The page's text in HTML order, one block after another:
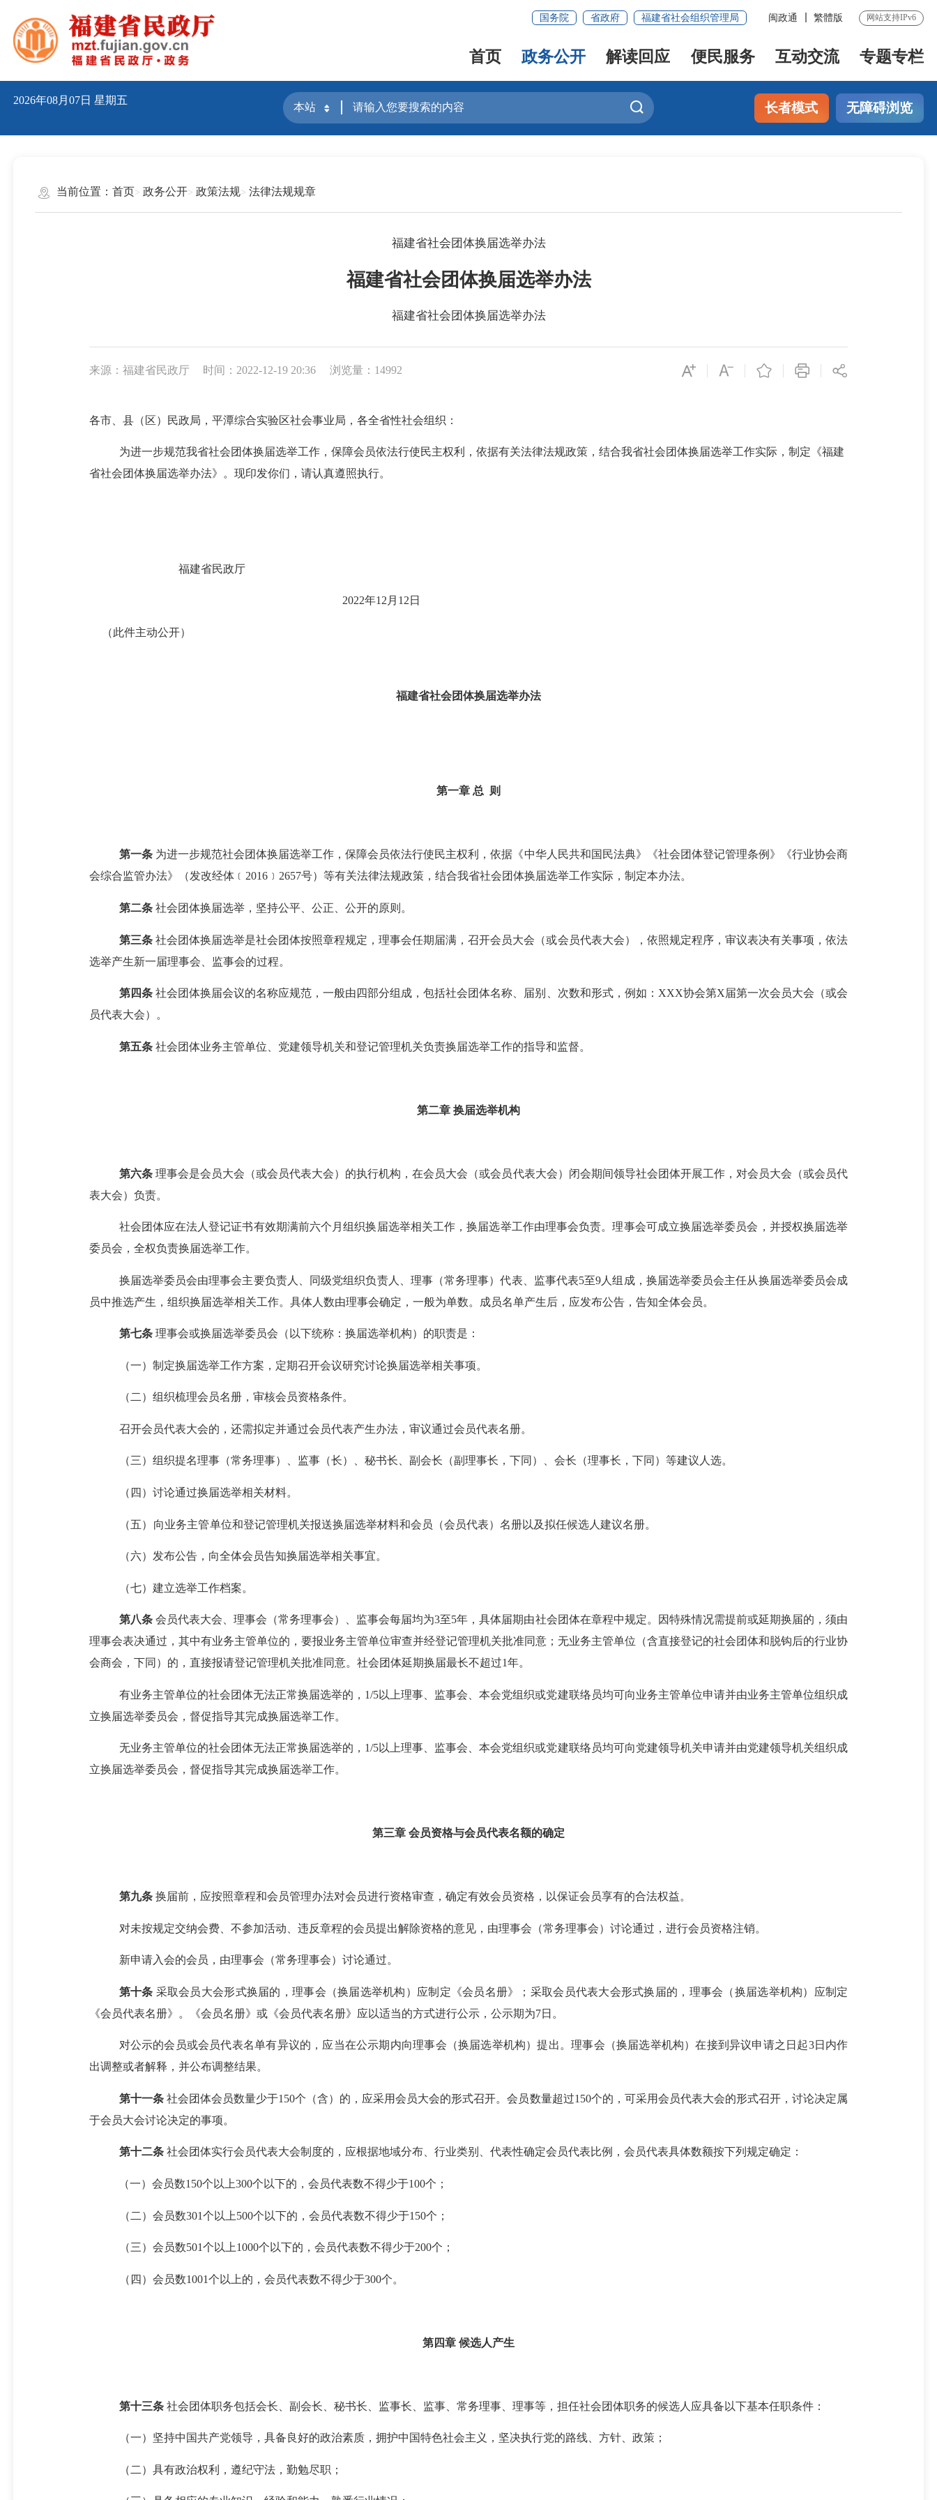
国务院 省政府 福建省社会组织管理局 闽政通 繁體版 网站支持IPv6
首页 政务公开 解读回应 便民服务 互动交流 专题专栏
2026年08月07日 星期五
长者模式 无障碍浏览
当前位置： 首页 政务公开 政策法规 法律法规规章
福建省社会团体换届选举办法
福建省社会团体换届选举办法
福建省社会团体换届选举办法
来源：福建省民政厅 时间：2022-12-19 20:36 浏览量：14992
各市、县（区）民政局，平潭综合实验区社会事业局，各全省性社会组织 ：
为进一步规范我省社会团体换届选举工作，保障会员依法行使民主权利， 依据有关法律法规政策， 结合我省社会团体换届选举工作实际，制定 《福建
省社会团体换届选举办法》 。 现印发你们，请认真遵照执行。
福建省民政厅
2022年12月 12 日
（此件主动公开）
福建省社会团体换届选举办法
第一章 总 则
第一条 为进一步规范社会团体换届选举工作 ，保障会员依法行使民主权利，依据 《中华人民共和国民法典》 《社会团体登记管理条例》 《行业协会商
会综合监管办法》（发改经体﹝ 2016﹞2657号） 等有关法律法规政策 ， 结合我省社会团体换届选举工作实际，制定本办法。
第二条 社会团体换届选举，坚持公平、公正、公开的原则。
第三条 社会团体换届选举是社会团体按照章程规定，理事会任期届满，召开会员大会（或会员代表大会），依照规定程序，审议表决有关事项，依法
选举产生新一届理事会、监事会的过程。
第四条 社会团体换届会议的名称应规范，一般由四部分组成，包括社会团体名称、届别、次数和形式，例如： XXX协会第X届第一次会员大会 （或会
员代表大会） 。
第五条 社会团体业务主管单位、党建领导机关和登记管理机关负责换届选举工作的指导和监督。
第二章 换届选举机构
第六条 理事会是会员大会 （或会员代表大会） 的执行机构，在会员大会 （或会员代表大会） 闭会期间领导社会团体开展工作，对会员大会 （或会员代
表大会） 负责。
社会团体应在法人登记证书有效期满前六个月组织换届选举相关工作 ，换届选举工作由理事会负责。理事会可成立换届选举委员会，并授权换届选举
委员会，全权负责换届选举工作。
换届选举委员会由理事会主要负责人、同级党组织负责人、理事（常务理事）代表、监事代表5至9 人组成，换届选举委员会主任从换届选举委员会成
员中推选产生 ， 组织换届选举相关工作。 具体人数由理事会确定， 一般为单数。 成员名单产生后，应发布公告， 告知全体会员。
第七条 理事会或换届选举委员会（以下统称：换届选举机构）的职责是：
（一） 制定换届选举工作方案， 定期召开会议研究讨论换届选举相关事项。
（二） 组织梳理会员名册，审核会员资格条件。
召开会员代表大会的， 还需拟定并通过会员代表产生办法， 审议通过会员代表名册。
（三） 组织提名理事（常务理事）、监事（长）、 秘书长、 副会长 （副理事长，下同） 、会长 （理事长，下同） 等建议人选。
（四） 讨论通过换届选举相关材料。
（五） 向业务主管单位和登记管理机关报送换届选举材料和会员（会员代表）名册以及拟任候选人建议名册。
（六） 发布公告，向全体会员告知换届选举相关事宜。
（七） 建立选举工作档案。
第八条 会员代表大会、理事会（常务理事会）、监事会每届均为3至5年，具体届期由社会团体在章程中规定。
因特殊情况需提前或延期换届的，须由
理事会表决通过 ，其中有业务主管单位的，要报业务主管单位审查并经登记管理机关批准同意 ；无业务主管单位（含直接登记的社会团体和脱钩后的行业协
会商会，下同）的，直接报请登记管理机关批准同意。社会团体延期换届最长不超过1年。
有业务主管单位的社会团体无法正常换届选举的， 1/5以上理事、监事会、本会党组织或党建联络员均可向业务主管单位申请并由业务主管单位组织成
立换届选举委员会，督促指导其完成换届选举工作。
无业务主管单位的社会团体无法正常换届选举的， 1/5以上理事、监事会、本会党组织或党建联络员均可向党建领导机关申请并由党建领导机关组织成
立换届选举委员会，督促指导其完成换届选举工作。
第三章 会员资格与会员代表名额的确定
第九条 换届前，应按照章程和会员管理办法对会员进行资格审查，确定有效会员资格，以保证会员享有的合法权益。
对未按规定交纳会费、不参加活动、违反章程的会员提出解除资格的意见，由理事会（常务理事会）讨论通过，进行会员资格注销。
新申请入会的会员，由理事会（常务理事会）讨论通过。
第十条 采取会员大会形式换届的，理事会（换届选举机构）应制定 《会员名册》
；采取会员代表大会形式换届的，理事会（换届选举机构）应制定
《会员代表名册》 。 《会员名册》 或《会员代表名册》 应 以适当的方式进行公示，公示期为7日。
对公示的会员或会员代表名单有异议的，应当在公示期内向理事会（换届选举机构）提出。理事会（换届选举机构）在接到异议申请之日起3日内作
出调整或者解释，并公布调整结果。
第十一条 社会团体会员数量少于150个（含）的，应采用会员大会的形式召开。会员数量超过150个的， 可采用会员代表大会的形式召开，讨论决定属
于会员大会讨论决定的事项。
第十二条 社会团体实行会员代表大会制度的，应根据地域分布、行业类别、代表性确定会员代表比例 ， 会员代表具体数额按下列规定确定：
（一）会员数150个 以上300个 以下的，会员代表数不得少于100个；
（二）会员数301个 以上500个 以下的，会员代表数不得少于150个；
（三）会员数501个 以上1000个 以下的，会员代表数不得少于200个；
（四）会员数1001个 以上的，会员代表数不得少于300个。
第四章 候选人产生
第十三条 社会团体职务包括会长、副会长、秘书长、监事长、监事、常务理事、理事等，担任社会团体职务的候选人应具备以下基本任职条件：
（一）坚持中国共产党领导， 具备良好的政治素质，拥护中国特色社会主义，坚决执行党的路线、方针、政策；
（二） 具有政治权利， 遵纪守法，勤勉尽职；